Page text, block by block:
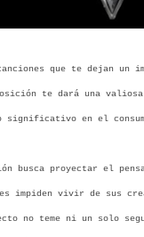
que te dejan
te dará una
significativo en el
busca proyectar el
impiden vivir de sus
no teme ni un solo